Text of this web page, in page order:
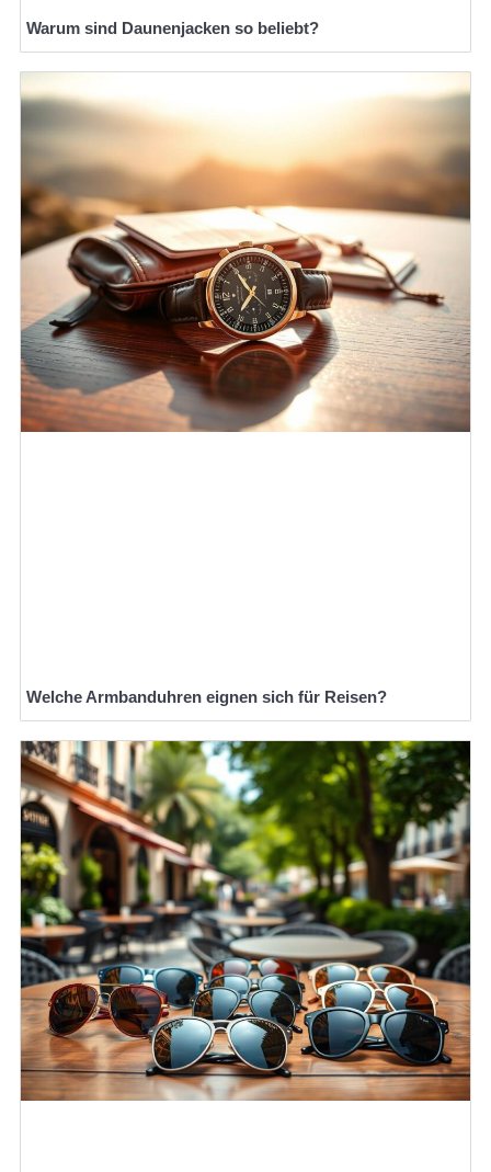
Warum sind Daunenjacken so beliebt?
Welche Armbanduhren eignen sich für Reisen?